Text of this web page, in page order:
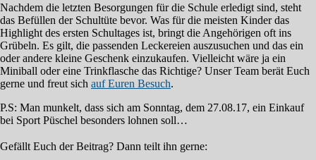
Nachdem die letzten Besorgungen für die Schule erledigt sind, steht
das Befüllen der Schultüte bevor. Was für die meisten Kinder das
Highlight des ersten Schultages ist, bringt die Angehörigen oft ins
Grübeln. Es gilt, die passenden Leckereien auszusuchen und das ein
oder andere kleine Geschenk einzukaufen. Vielleicht wäre ja ein
Miniball oder eine Trinkflasche das Richtige? Unser Team berät Euch
gerne und freut sich auf Euren Besuch.
P.S: Man munkelt, dass sich am Sonntag, dem 27.08.17, ein Einkauf
bei Sport Püschel besonders lohnen soll…
Gefällt Euch der Beitrag? Dann teilt ihn gerne: